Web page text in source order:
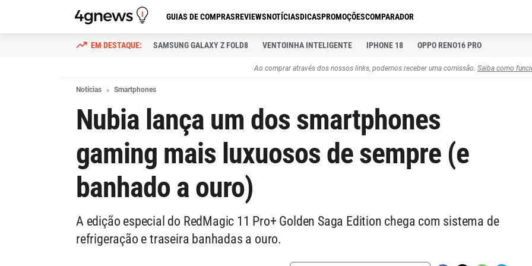
GUIAS DE COMPRASREVIEWSNOTÍCIASDICASPROMOÇÕESCOMPARADOR
SAMSUNG GALAXY Z FOLD8 VENTOINHA INTELIGENTE IPHONE 18 OPPO RENO16 PRO
Ao comprar através dos nossos links, podemos receber uma comissão. Saiba como
Notícias Smartphones
Nubia lança um dos smartphones
gaming mais luxuosos de sempre (e
banhado a ouro)
A edição especial do RedMagic 11 Pro+ Golden Saga Edition chega com sistema de
refrigeração e traseira banhadas a ouro.